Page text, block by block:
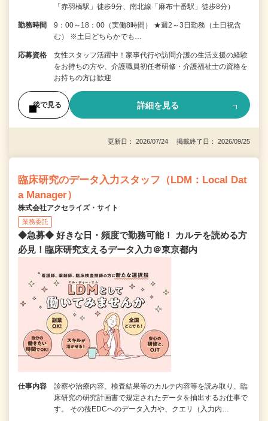
「赤羽橋駅」徒歩9分、南北線「麻布十番駅」徒歩8分）
勤務時間
9：00～18：00（実働8時間） ★週2～3日勤務（土日祝含
む） ※土日どちらかでも…
応募資格
女性スタッフ活躍中！家事代行や訪問介護の生活支援の経験
をお持ちの方や、介護職員初任者研修・介護福祉士の資格を
お持ちの方は歓迎
後で見る 詳細を見る
更新日： 2026/07/24 掲載終了日： 2026/09/25
臨床研究のデータ入力スタッフ（LDM：Local Dat
a Manager）
株式会社アクセライズ・サイト
業務委託
◆急募◆ 好きな日・頻度で勤務可能！ カルテを読める方
必見！臨床研究支えるデータ入力＠東京都内
仕事内容
診察や治療内容、検査結果等のカルテ内容等を読み取り、臨
床研究の研究計画書で規定されたデータを抽出するお仕事で
す。 その後EDCへのデータ入力や、クエリ（入力内…